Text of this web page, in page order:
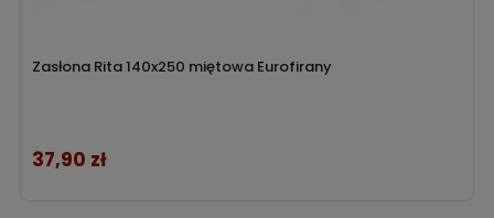
Zasłona Rita 140x250 miętowa Eurofirany
Cena
37,90 zł